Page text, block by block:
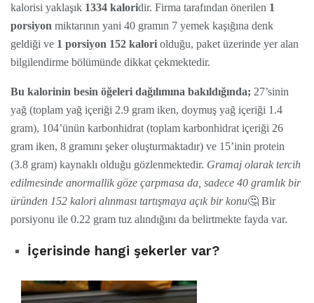
kalorisi yaklaşık 1334 kaloridir. Firma tarafından önerilen 1
porsiyon miktarının yani 40 gramın 7 yemek kaşığına denk
geldiği ve 1 porsiyon 152 kalori olduğu, paket üzerinde yer alan
bilgilendirme bölümünde dikkat çekmektedir.
Bu kalorinin besin öğeleri dağılımına bakıldığında; 27’sinin
yağ (toplam yağ içeriği 2.9 gram iken, doymuş yağ içeriği 1.4
gram), 104’ünün karbonhidrat (toplam karbonhidrat içeriği 26
gram iken, 8 gramını şeker oluşturmaktadır) ve 15’inin protein
(3.8 gram) kaynaklı olduğu gözlenmektedir. Gramaj olarak tercih
edilmesinde anormallik göze çarpmasa da, sadece 40 gramlık bir
üründen 152 kalori alınması tartışmaya açık bir konu🤔 Bir
porsiyonu ile 0.22 gram tuz alındığını da belirtmekte fayda var.
İçerisinde hangi şekerler var?